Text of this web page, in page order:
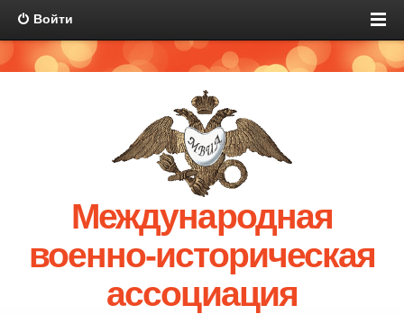
Войти
Международная
военно-историческая
ассоциация